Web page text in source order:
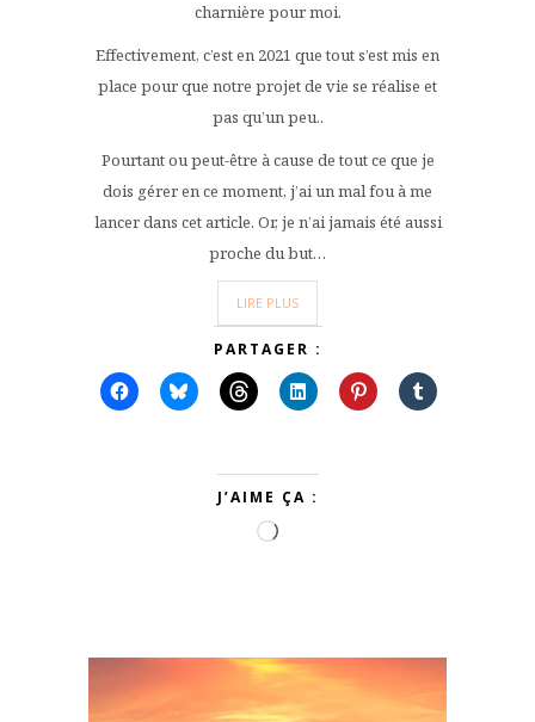
charnière pour moi.
Effectivement, c’est en 2021 que tout s’est mis en
place pour que notre projet de vie se réalise et
pas qu’un peu..
Pourtant ou peut-être à cause de tout ce que je
dois gérer en ce moment, j’ai un mal fou à me
lancer dans cet article. Or, je n’ai jamais été aussi
proche du but…
LIRE PLUS
PARTAGER :
J’AIME ÇA :
Chargement…